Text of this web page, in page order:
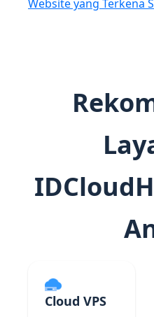
Website yang Terkena
Cloud VPS